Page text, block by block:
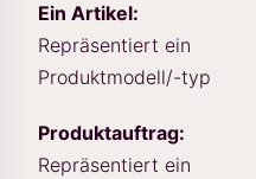
Ein Artikel:
Repräsentiert ein
Produktmodell/-typ
Produktauftrag:
Repräsentiert ein